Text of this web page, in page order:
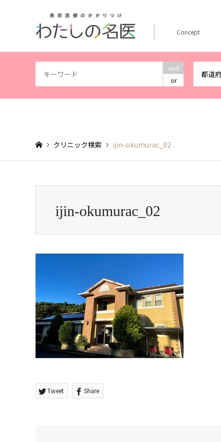
and
or
都道
Concept
クリニック検索 ijin-okumurac_02
ijin-okumurac_02
Tweet Share